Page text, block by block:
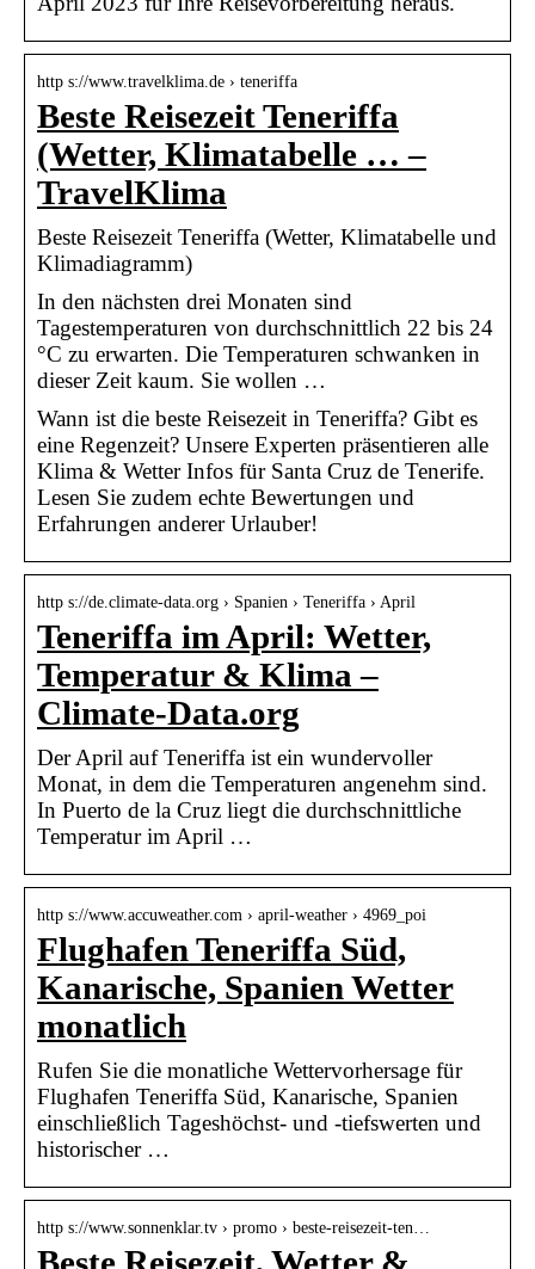
http s://www.travelklima.de › teneriffa
Beste Reisezeit Teneriffa
(Wetter, Klimatabelle … –
TravelKlima
Beste Reisezeit Teneriffa (Wetter, Klimatabelle und
Klimadiagramm)
In den nächsten drei Monaten sind
Tagestemperaturen von durchschnittlich 22 bis 24
°C zu erwarten. Die Temperaturen schwanken in
dieser Zeit kaum. Sie wollen …
Wann ist die beste Reisezeit in Teneriffa? Gibt es
eine Regenzeit? Unsere Experten präsentieren alle
Klima & Wetter Infos für Santa Cruz de Tenerife.
Lesen Sie zudem echte Bewertungen und
Erfahrungen anderer Urlauber!
http s://de.climate-data.org › Spanien › Teneriffa › April
Teneriffa im April: Wetter,
Temperatur & Klima –
Climate-Data.org
Der April auf Teneriffa ist ein wundervoller
Monat, in dem die Temperaturen angenehm sind.
In Puerto de la Cruz liegt die durchschnittliche
Temperatur im April …
http s://www.accuweather.com › april-weather › 4969_poi
Flughafen Teneriffa Süd,
Kanarische, Spanien Wetter
monatlich
Rufen Sie die monatliche Wettervorhersage für
Flughafen Teneriffa Süd, Kanarische, Spanien
einschließlich Tageshöchst- und -tiefswerten und
historischer …
http s://www.sonnenklar.tv › promo › beste-reisezeit-ten…